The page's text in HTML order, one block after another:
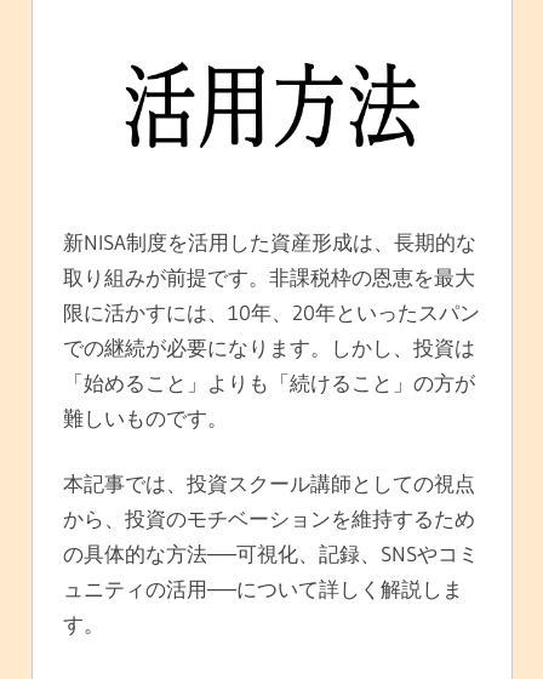
新NISA制度を活用した資産形成は、長期的な
取り組みが前提です。非課税枠の恩恵を最大
限に活かすには、10年、20年といったスパン
での継続が必要になります。しかし、投資は
「始めること」よりも「続けること」の方が
難しいものです。
本記事では、投資スクール講師としての視点
から、投資のモチベーションを維持するため
の具体的な方法──可視化、記録、SNSやコミ
ュニティの活用──について詳しく解説しま
す。